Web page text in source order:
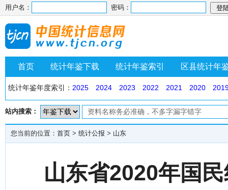
用户名： 密码：
首页 统计年鉴下载 统计年鉴索引 区县统计年
统计年鉴年度索引： 2025 2024 2023 2022 2021 2020
站内搜索：
您当前的位置： 首页 > 统计公报 > 山东
山东省2020年国